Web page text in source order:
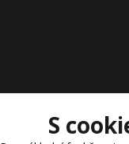
S